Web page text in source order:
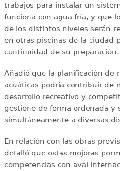
trabajos para instalar un
funciona con agua fría, y que
de los distintos niveles serán
en otras piscinas de la ciudad
continuidad de su preparación.
Añadió que la planificación de
acuáticas podría contribuir de
desarrollo recreativo y
gestione de forma ordenada y
simultáneamente a diversas
En relación con las obras
detalló que estas mejoras
competencias con aval